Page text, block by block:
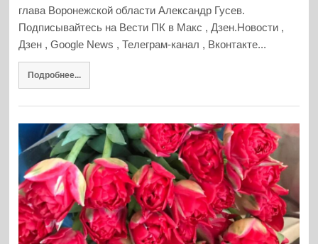
глава Воронежской области Александр Гусев.
Подписывайтесь на Вести ПК в Макс , Дзен.Новости ,
Дзен , Google News , Телеграм-канал , Вконтакте...
Подробнее...